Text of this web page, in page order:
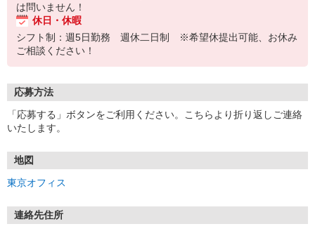
は問いません！
休日・休暇
シフト制：週5日勤務 週休二日制 ※希望休提出可能、お休み
ご相談ください！
応募方法
「応募する」ボタンをご利用ください。こちらより折り返しご連絡
いたします。
地図
東京オフィス
連絡先住所